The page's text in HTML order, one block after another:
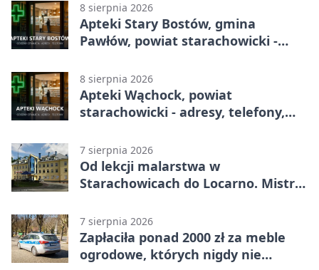
8 sierpnia 2026
Apteki Stary Bostów, gmina
Pawłów, powiat starachowicki -
8 sierpnia 2026
Apteki Wąchock, powiat
starachowicki - adresy, telefony,
7 sierpnia 2026
Od lekcji malarstwa w
Starachowicach do Locarno. Mistrz
7 sierpnia 2026
Zapłaciła ponad 2000 zł za meble
ogrodowe, których nigdy nie